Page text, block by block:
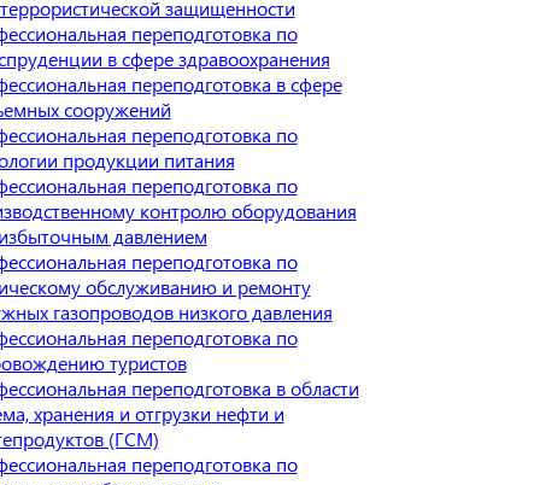
защищенности
переподготовка по
в сфере здравоохранения
переподготовка в сфере
сооружений
переподготовка по
продукции питания
переподготовка по
контролю оборудования
давлением
переподготовка по
обслуживанию и ремонту
газопроводов низкого давления
переподготовка по
туристов
переподготовка в области
хранения и отгрузки нефти и
(ГСМ)
переподготовка по